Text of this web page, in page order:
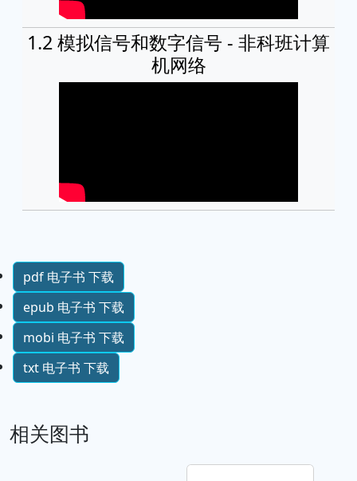
1.2 模拟信号和数字信号 - 非科班计算
机网络
pdf 电子书 下载
epub 电子书 下载
mobi 电子书 下载
txt 电子书 下载
相关图书